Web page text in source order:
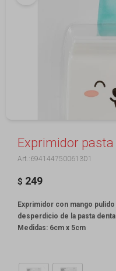
Exprimidor pasta
6941447500613D1
$ 249
Exprimidor con mango
desperdicio de la pasta
Medidas: 6cm x 5cm